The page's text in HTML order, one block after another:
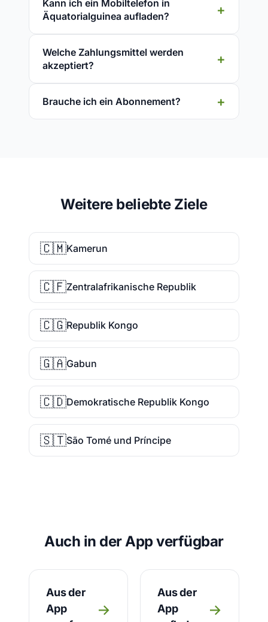
Kann ich ein Mobiltelefon in
Äquatorialguinea aufladen?
Welche Zahlungsmittel werden
akzeptiert?
Brauche ich ein Abonnement?
Weitere beliebte Ziele
🇨🇲Kamerun
🇨🇫Zentralafrikanische Republik
🇨🇬Republik Kongo
🇬🇦Gabun
🇨🇩Demokratische Republik Kongo
🇸🇹São Tomé und Príncipe
Auch in der App verfügbar
Aus der
App
→
Aus der
App
→